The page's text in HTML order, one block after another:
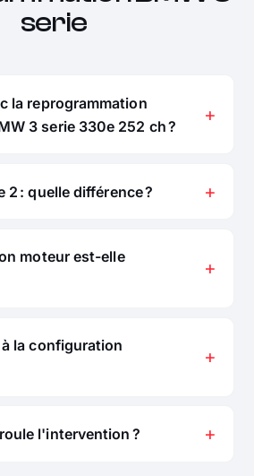
serie
la reprogrammation
3 serie 330e 252 ch ?
2 : quelle différence ?
moteur est-elle
la configuration
l'intervention ?